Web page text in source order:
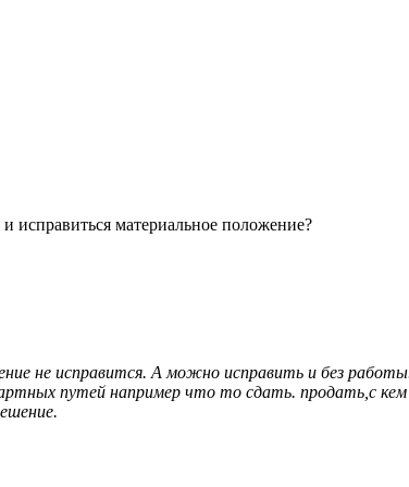
исправиться материальное положение?
не исправится. А можно исправить и без
путей например что то сдать. продать,с